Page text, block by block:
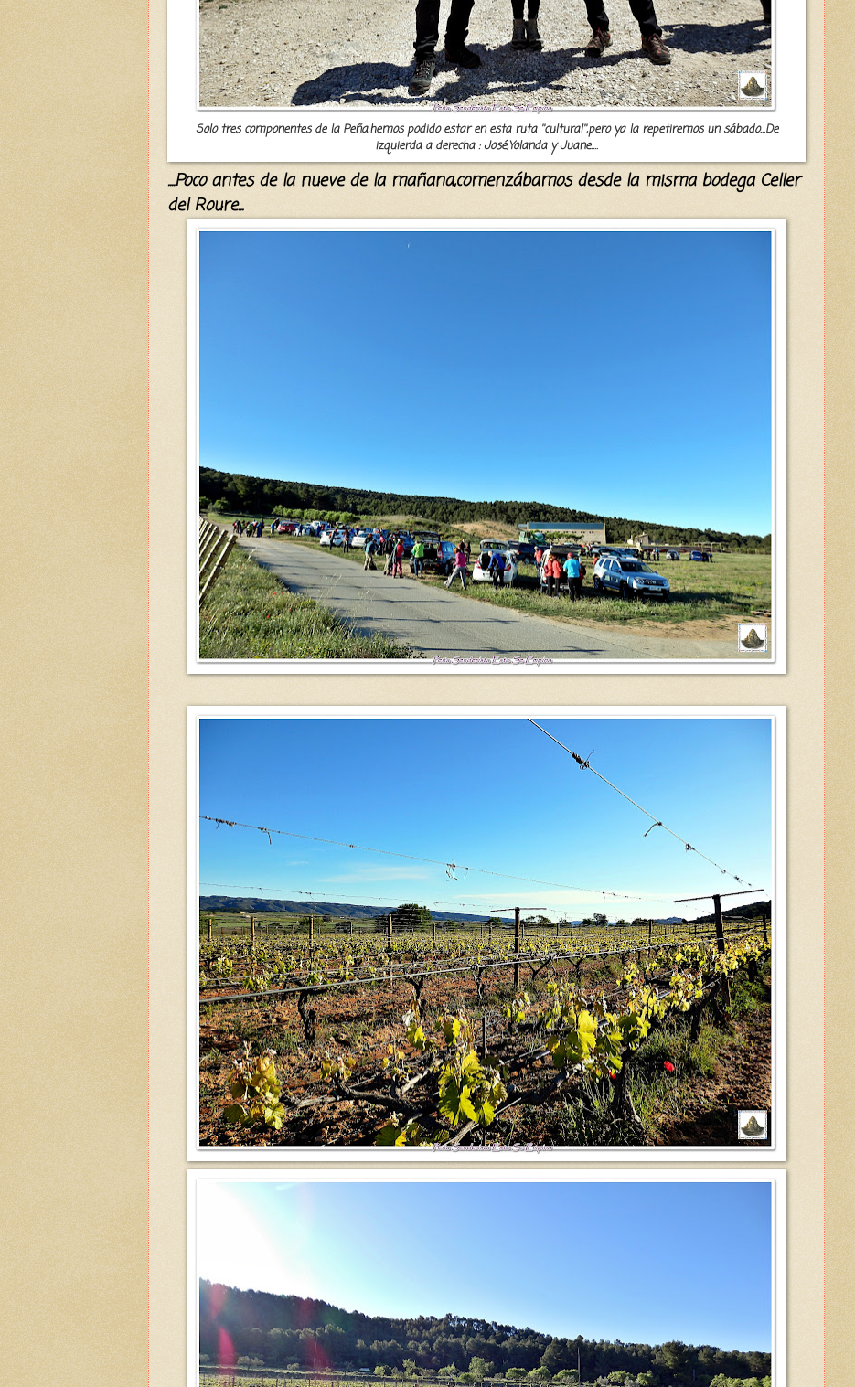
Solo tres componentes de la Peña,hemos podido estar en esta ruta ''cultural'',pero ya la repetiremos un sábado...De
izquierda a derecha : José,Yolanda y Juane....
....Poco antes de la nueve de la mañana,comenzábamos desde la misma bodega Celler
del Roure...